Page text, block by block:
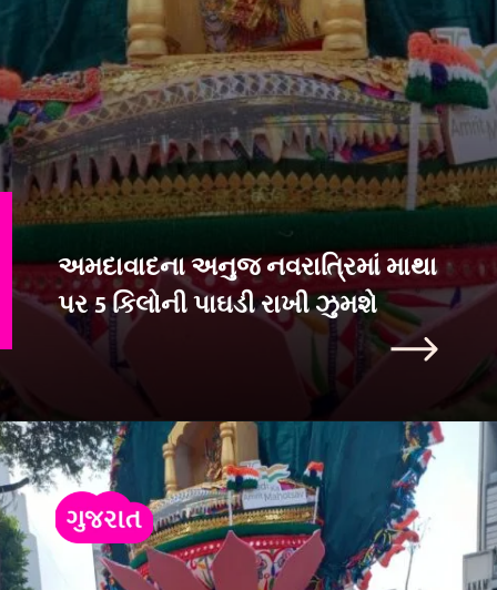
અમદાવાદના અનુજ નવરાત્રિમાં માથા
પર 5 કિલોની પાઘડી રાખી ઝુમશે